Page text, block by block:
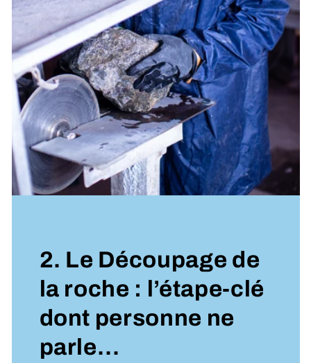
2. Le Découpage de
la roche : l’étape-clé
dont personne ne
parle…